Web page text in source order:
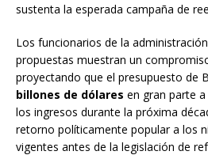
sustenta la esperada campaña de
Los funcionarios de la
propuestas muestran un
proyectando que el presupuesto de
billones de dólares en gran parte
los ingresos durante la próxima
retorno políticamente popular a los
vigentes antes de la legislación de